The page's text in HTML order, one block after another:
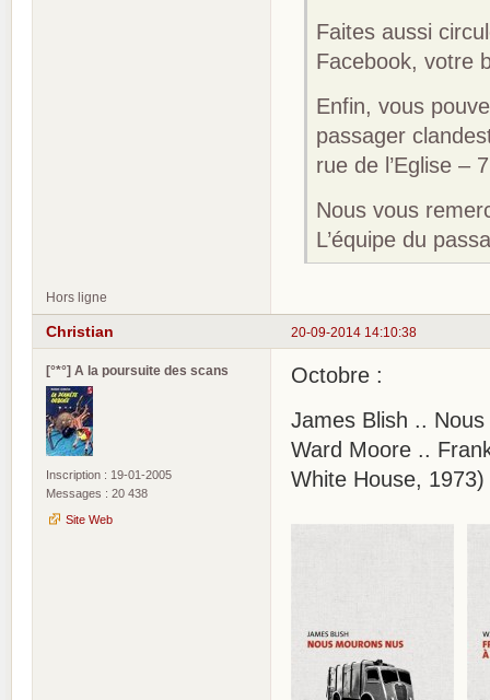
Faites aussi
Facebook, votre
Enfin, vous
passager
rue de l’Eglise –
Nous vous
L’équipe du
Hors ligne
20-09-2014 14:10:38
Christian
[°*°] A la poursuite des scans
Inscription : 19-01-2005
Messages : 20 438
Site Web
Octobre :
James Blish ..
Ward Moore ..
White House, 1973)